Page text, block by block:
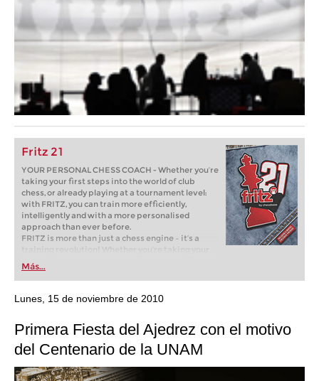
Fritz 21
YOUR PERSONAL CHESS COACH - Whether you’re
taking your first steps into the world of club
chess, or already playing at a tournament level:
with FRITZ, you can train more efficiently,
intelligently and with a more personalised
approach than ever before.
FRITZ is more than just a chess engine – it’s a
training revolution! Whether you’re taking your
first steps into the world of club chess, or already
playing at a tournament level: with FRITZ, you can
train more efficiently, intelligently and with a
more personalised approach than ever before.
Más...
Lunes, 15 de noviembre de 2010
Primera Fiesta del Ajedrez con el motivo
del Centenario de la UNAM